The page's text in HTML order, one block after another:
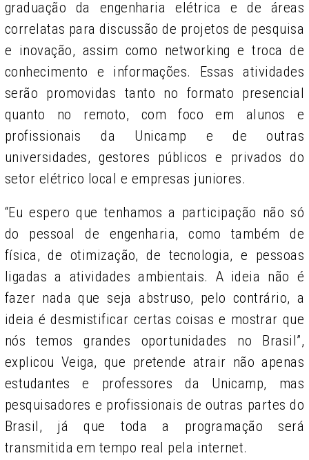
graduação da engenharia elétrica e de áreas
correlatas para discussão de projetos de pesquisa
e inovação, assim como networking e troca de
conhecimento e informações. Essas atividades
serão promovidas tanto no formato presencial
quanto no remoto, com foco em alunos e
profissionais da Unicamp e de outras
universidades, gestores públicos e privados do
setor elétrico local e empresas juniores.
“Eu espero que tenhamos a participação não só
do pessoal de engenharia, como também de
física, de otimização, de tecnologia, e pessoas
ligadas a atividades ambientais. A ideia não é
fazer nada que seja abstruso, pelo contrário, a
ideia é desmistificar certas coisas e mostrar que
nós temos grandes oportunidades no Brasil”,
explicou Veiga, que pretende atrair não apenas
estudantes e professores da Unicamp, mas
pesquisadores e profissionais de outras partes do
Brasil, já que toda a programação será
transmitida em tempo real pela internet.